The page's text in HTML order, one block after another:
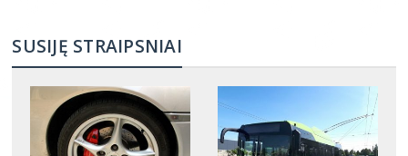
SUSIJĘ STRAIPSNIAI